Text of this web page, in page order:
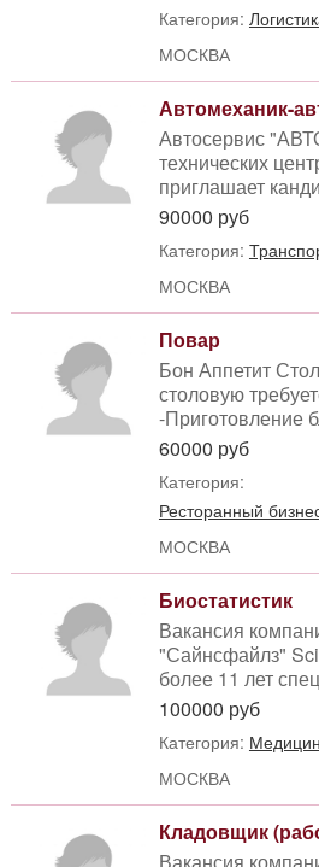
Категория:
МОСКВА
Автомеханик-
Автосервис
технических
приглашает
90000 руб
Категория:
МОСКВА
Повар
Бон Аппетит
столовую
-Приготовление
60000 руб
Категория:
Ресторанный
МОСКВА
Биостатистик
Вакансия
"Сайнсфайлз"
более 11 лет
100000 руб
Категория:
МОСКВА
Кладовщик